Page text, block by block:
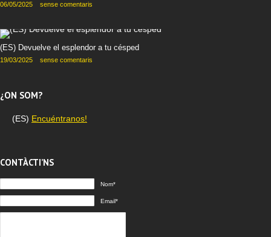
06/05/2025 sense comentaris
(ES) Devuelve el esplendor a tu césped
19/03/2025 sense comentaris
¿ON SOM?
(ES) Encuéntranos!
CONTÀCTI’NS
Nom*
Email*